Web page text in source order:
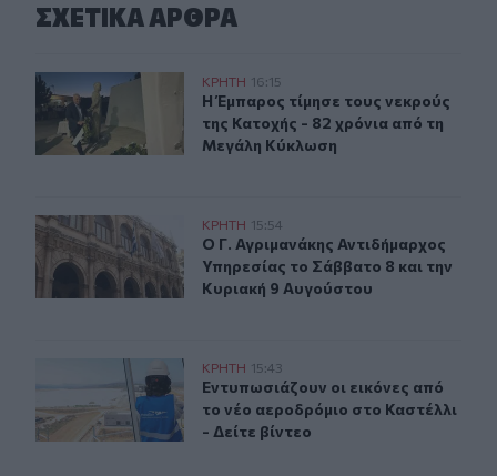
ΣΧΕΤΙΚA AΡΘΡΑ
Βιάννος: Εκδήλωση για την 82η Επέτειο της Μεγάλης
ΚΡΗΤΗ 16:15
Η Έμπαρος τίμησε τους νεκρούς
Η Έμπαρος τίμησε τους νεκρούς
της Κατοχής - 82 χρόνια από τη
Μεγάλη Κύκλωση
Ο Γ. Αγριμανάκης Αντιδήμαρχος Υπηρεσίας το
ΚΡΗΤΗ 15:54
Ο Γ. Αγριμανάκης Αντιδήμαρχος
Ο Γ. Αγριμανάκης Αντιδήμαρχος
Υπηρεσίας το Σάββατο 8 και την
Κυριακή 9 Αυγούστου
Ηράκλειο: Εντυπωσιάζουν οι εικόνες από το νέο
ΚΡΗΤΗ 15:43
Εντυπωσιάζουν οι εικόνες από το
Εντυπωσιάζουν οι εικόνες από
το νέο αεροδρόμιο στο Καστέλλι
- Δείτε βίντεο